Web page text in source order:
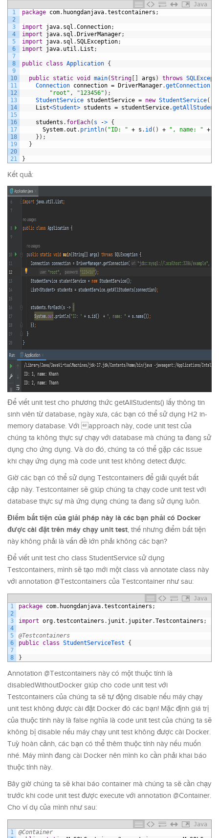
Java
1
2
3
4
5
6
7
8
9
10
11
12
13
14
15
16
17
18
19
20
21
package com. huongdanjava.testcontainers ;
import java. sql .Connection;
import
java. sql .DriverManager;
import
java. sql .SQLException;
import
java. util . List ;
public class Application {
public static void main(String [ ] args ) throws
Connection connection = DriverManager.getConnection
"root" , "123456" ) ;
StudentService studentService = new StudentService(
List<Student> students = studentService.
students . forEach( s -> {
System.out . println( "ID: " + s . id ( ) + ", name: " +
} ) ;
}
}
Kết quả:
Để viết unit test cho phương thức getAllStudents() lấy thông tin
sinh viên từ database, ngày xưa, các bạn có thể sử dụng H2 in-
memory database. Với approach này, code unit test của
chúng ta không thực sự chạy với database mà chúng ta đang sử
dụng cho ứng dụng. Và do đó, chúng ta có thể gặp các issue
khi chạy ứng dụng mà code unit test không detect được.
Giờ các bạn có thể sử dụng Testcontainers để giải quyết bất
cập này. Testcontainer sẽ giúp chúng ta chạy code unit test với
database thực sự mà ứng dụng chúng ta đang sử dụng luôn.
Điểm bất tiện của giải pháp này là các bạn phải có Docker
được cài đặt trên máy chạy unit test, thế nhưng điểm bất tiện
này không phải là vấn đề lớn phải không các bạn?
Để viết unit test cho class StudentService sử dụng
Testcontainers, mình sẽ tạo mới một class và annotate class này
với annotation @Testcontainers của Testcontainer như sau:
Java
1
2
3
4
5
6
7
8
package com. huongdanjava.testcontainers ;
import org.testcontainers . junit . jupiter.Testcontainers ;
@Testcontainers
public class StudentServiceTest {
}
Annotation @Testcontainers này có một thuộc tính là
disabledWithoutDocker giúp cho code unit test với
Testcontainers của chúng ta sẽ tự động disable nếu máy chạy
unit test không được cài đặt Docker đó các bạn! Mặc định giá trị
của thuộc tính này là false nghĩa là code unit test của chúng ta sẽ
không bị disable nếu máy chạy unit test không được cài Docker.
Tuỳ hoàn cảnh, các bạn có thể thêm thuộc tính này nếu muốn
nhé. Máy mình đang cài Docker nên mình ko cần phải khai báo
thuộc tính này.
Bây giờ chúng ta sẽ khai báo container mà chúng ta sẽ cần chạy
trước khi code unit test được execute với annotation @Container.
Cho ví dụ của mình như sau:
Java
1
@Container